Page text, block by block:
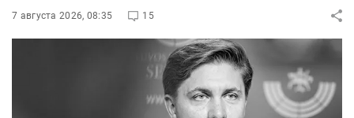
7 августа 2026, 08:35 15